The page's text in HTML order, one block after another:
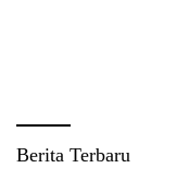
Berita Terbaru